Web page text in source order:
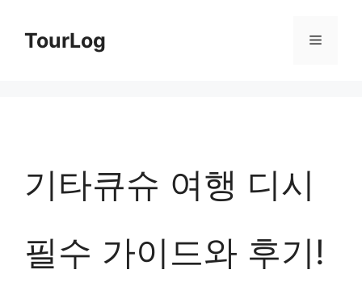
TourLog 메
기타큐슈 여행 디시
필수 가이드와 후기!